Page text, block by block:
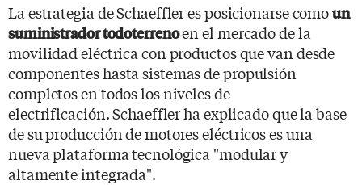
La estrategia de Schaeffler es posicionarse comoun
suministrador todoterrenoen el mercado de la
movilidad eléctrica con productos que van desde
componentes hasta sistemas de propulsión
completos en todos los niveles de
electrificación. Schaeffler ha explicado que la base
de su producción de motores eléctricos es una
nueva plataforma tecnológica "modular y
altamente integrada".